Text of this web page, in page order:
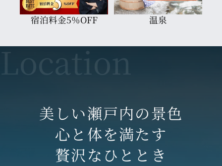
宿泊料金5％OFF 温泉
美しい瀬戸内の景色
心と体を満たす
贅沢なひととき